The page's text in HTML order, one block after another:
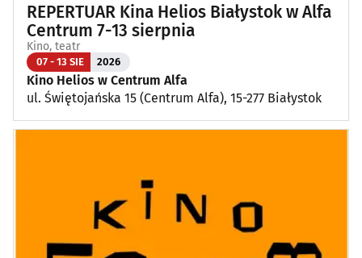
REPERTUAR Kina Helios Białystok w Alfa
Centrum 7-13 sierpnia
Kino, teatr
07 - 13 SIE 2026
Kino Helios w Centrum Alfa
ul. Świętojańska 15 (Centrum Alfa), 15-277 Białystok